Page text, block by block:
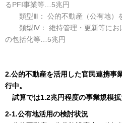
るPFI事業等…5兆円
類型Ⅲ： 公的不動産（公有地）
類型Ⅳ： 維持管理・更新等にお
の包括化等…5兆円
2.公的不動産を活用した官民連携事
行中。
試算では1.2兆円程度の事業規模拡
2-1.公有地活用の検討状況